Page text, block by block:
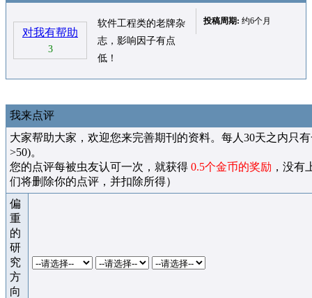
对我有帮助
3
软件工程类的老牌杂
志，影响因子有点
低！
投稿周期: 约6个月
我来点评
大家帮助大家，欢迎您来完善期刊的资料。每人30天之内只
>50)。
您的点评每被虫友认可一次，就获得 0.5个金币的奖励 ，没有
们将删除你的点评，并扣除所得）
偏
重
的
研
究
方
向